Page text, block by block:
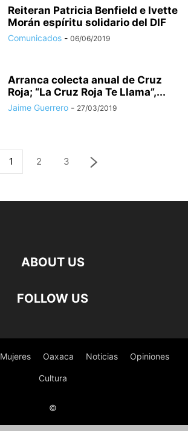
Reiteran Patricia Benfield e Ivette
Morán espíritu solidario del DIF
Comunicados - 06/06/2019
Arranca colecta anual de Cruz
Roja; “La Cruz Roja Te Llama”,...
Jaime Guerrero - 27/03/2019
1 2 3
ABOUT US
FOLLOW US
Mujeres Oaxaca Noticias Opiniones
Cultura
©